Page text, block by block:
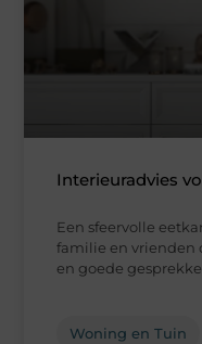
Interieuradvies
Een sfeervolle
familie en vrienden
en goede
Woning en Tuin